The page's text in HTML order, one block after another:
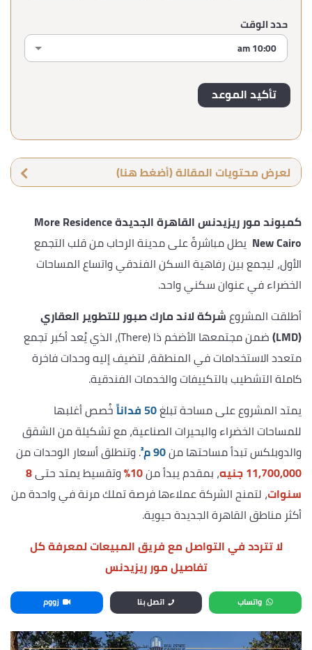
حدد الوقت
لعرض محتويات المقالة (أضغط هنا)
كمبوند مور ريزيدنس القاهرة الجديدةMore Residence
New Cairo يطل مباشرةً على مدينة الرحاب من قلب التجمع
الأول، ليجمع بين رفاهية السكن الفندقي واتساع المساحات
الخضراء في عنوان سكني واحد.
أطلقت المشروعشركة لاند مارك صبور للتطوير العقاري
(LMD)
ضمن مجتمعها الأضخم ذا (There)، الذي يُعد أكبر تجمع
متعدد الاستخدامات في المنطقة، لتضيف إليه وحدات فاخرة
كاملة التشطيب بالتكييفات والخدمات الفندقية.
يمتد المشروع على مساحة تبلغ50 فداناً
خُصص أغلبها
للمساحات الخضراء والبحيرات الصناعية، مع تشكيلة من الشقق
والدوبلكس تبدأ مساحتها من90 م² . وتنطلق أسعار الوحدات من
11,700,000 جنيه
، بمقدم يبدأ من10% وتقسيط يمتد حتى8
سنوات، لتمنح الشركة عملاءها فرصة تملك مرنة في واحدة من
أكثر مناطق القاهرة الجديدة حيوية.
لا تتردد في التواصل مع فريق المبيعات لمعرفة كل
تفاصيل مور ريزيدنس
واتساب اتصل بنا زووم